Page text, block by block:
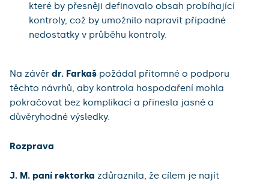
které by přesněji definovalo obsah probíhající
kontroly, což by umožnilo napravit případné
nedostatky v průběhu kontroly.
Na závěr dr. Farkaš požádal přítomné o podporu
těchto návrhů, aby kontrola hospodaření mohla
pokračovat bez komplikací a přinesla jasné a
důvěryhodné výsledky.
Rozprava
J. M. paní rektorka zdůraznila, že cílem je najít